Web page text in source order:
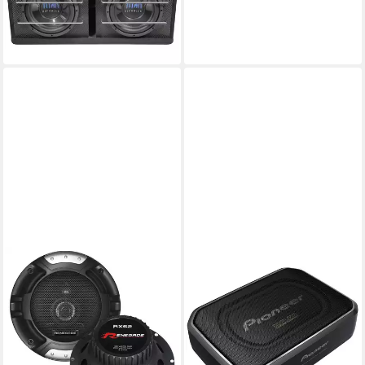
14,85 €mtl. in 24 Raten
-21%
in 2-3 Werktagen bei dir